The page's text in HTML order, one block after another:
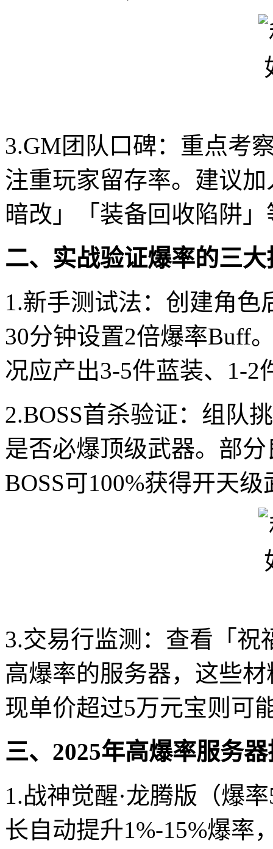
3.GM团队口碑：重点考
注重玩家留存率。建议
暗改」「装备回收陷阱
二、实战验证爆率的三大
1.新手测试法：创建角
30分钟设置2倍爆率Buff
况应产出3-5件蓝装、1-2
2.BOSS首杀验证：组队
是否必爆顶级武器。部
BOSS可100%获得开天级
3.交易行监测：查看「
高爆率的服务器，这些
现单价超过5万元宝则可
三、2025年高爆率服务
1.战神觉醒·龙腾版（爆
长自动提升1%-15%爆率